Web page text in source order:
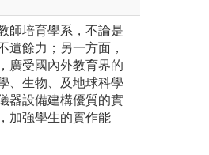
師培育學系，不論是
遺餘力；另一方面，
廣受國內外教育界的
、生物、及地球科學
器設備建構優質的實
加強學生的實作能